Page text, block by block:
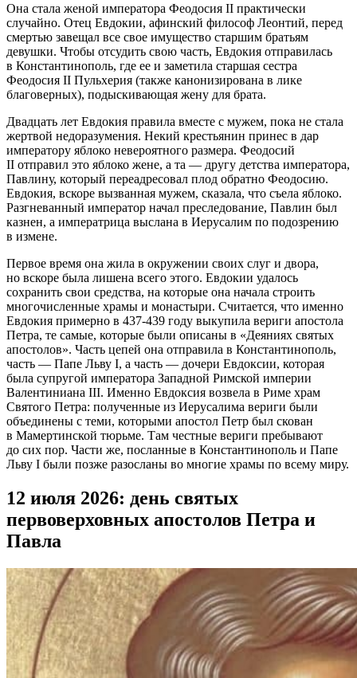
Она стала женой императора Феодосия II практически
случайно. Отец Евдокии, афинский философ Леонтий, перед
смертью завещал все свое имущество старшим братьям
девушки. Чтобы отсудить свою часть, Евдокия отправилась
в Константинополь, где ее и заметила старшая сестра
Феодосия II Пульхерия (также канонизирована в лике
благоверных), подыскивающая жену для брата.
Двадцать лет Евдокия правила вместе с мужем, пока не стала
жертвой недоразумения. Некий крестьянин принес в дар
императору яблоко невероятного размера. Феодосий
II отправил это яблоко жене, а та — другу детства императора,
Павлину, который переадресовал плод обратно Феодосию.
Евдокия, вскоре вызванная мужем, сказала, что съела яблоко.
Разгневанный император начал преследование, Павлин был
казнен, а императрица выслана в Иерусалим по подозрению
в измене.
Первое время она жила в окружении своих слуг и двора,
но вскоре была лишена всего этого. Евдокии удалось
сохранить свои средства, на которые она начала строить
многочисленные храмы и монастыри. Считается, что именно
Евдокия примерно в 437-439 году выкупила вериги апостола
Петра, те самые, которые были описаны в «Деяниях святых
апостолов». Часть цепей она отправила в Константинополь,
часть — Папе Льву I, а часть — дочери Евдоксии, которая
была супругой императора Западной Римской империи
Валентиниана III. Именно Евдоксия возвела в Риме храм
Святого Петра: полученные из Иерусалима вериги были
объединены с теми, которыми апостол Петр был скован
в Мамертинской тюрьме. Там честные вериги пребывают
до сих пор. Части же, посланные в Константинополь и Папе
Льву I были позже разосланы во многие храмы по всему миру.
12 июля 2026: день святых
первоверховных апостолов Петра и
Павла